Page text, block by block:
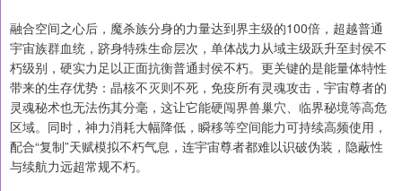
融合空间之心后，魔杀族分身的力量达到界主级的100倍，超越普通
宇宙族群血统，跻身特殊生命层次，单体战力从域主级跃升至封侯不
朽级别，硬实力足以正面抗衡普通封侯不朽。更关键的是能量体特性
带来的生存优势：晶核不灭则不死，免疫所有灵魂攻击，宇宙尊者的
灵魂秘术也无法伤其分毫，这让它能硬闯界兽巢穴、临界秘境等高危
区域。同时，神力消耗大幅降低，瞬移等空间能力可持续高频使用，
配合“复制”天赋模拟不朽气息，连宇宙尊者都难以识破伪装，隐蔽性
与续航力远超常规不朽。